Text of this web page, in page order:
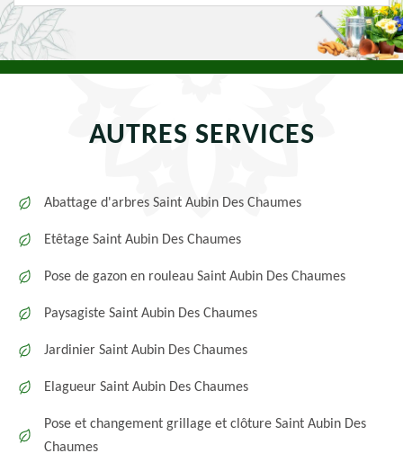
AUTRES SERVICES
Abattage d'arbres Saint Aubin Des Chaumes
Etêtage Saint Aubin Des Chaumes
Pose de gazon en rouleau Saint Aubin Des Chaumes
Paysagiste Saint Aubin Des Chaumes
Jardinier Saint Aubin Des Chaumes
Elagueur Saint Aubin Des Chaumes
Pose et changement grillage et clôture Saint Aubin Des
Chaumes